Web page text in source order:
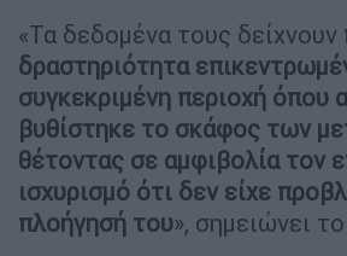
«Τα δεδομένα τους δείχνουν
δραστηριότητα
συγκεκριμένη περιοχή όπου
βυθίστηκε το σκάφος των
θέτοντας σε αμφιβολία τον
ισχυρισμό ότι δεν είχε
πλοήγησή του», σημειώνει